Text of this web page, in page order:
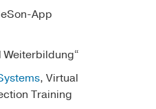
App
, Virtual
Training